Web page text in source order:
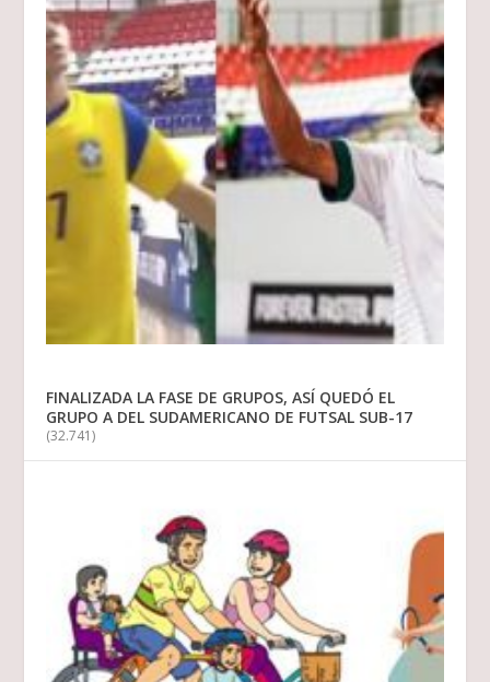
FINALIZADA LA FASE DE GRUPOS, ASÍ QUEDÓ EL
GRUPO A DEL SUDAMERICANO DE FUTSAL SUB-17
(32.741)